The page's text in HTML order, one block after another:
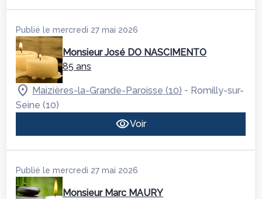
Publié le mercredi 27 mai 2026
Monsieur José DO NASCIMENTO
85 ans
Maizières-la-Grande-Paroisse (10) - Romilly-sur-
Seine (10)
Voir
Publié le mercredi 27 mai 2026
Monsieur Marc MAURY